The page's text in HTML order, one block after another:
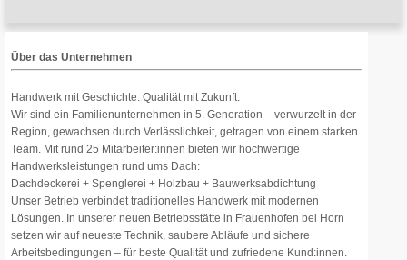
Über das Unternehmen
Handwerk mit Geschichte. Qualität mit Zukunft.
Wir sind ein Familienunternehmen in 5. Generation – verwurzelt in der
Region, gewachsen durch Verlässlichkeit, getragen von einem starken
Team. Mit rund 25 Mitarbeiter:innen bieten wir hochwertige
Handwerksleistungen rund ums Dach:
Dachdeckerei + Spenglerei + Holzbau + Bauwerksabdichtung
Unser Betrieb verbindet traditionelles Handwerk mit modernen
Lösungen. In unserer neuen Betriebsstätte in Frauenhofen bei Horn
setzen wir auf neueste Technik, saubere Abläufe und sichere
Arbeitsbedingungen – für beste Qualität und zufriedene Kund:innen.